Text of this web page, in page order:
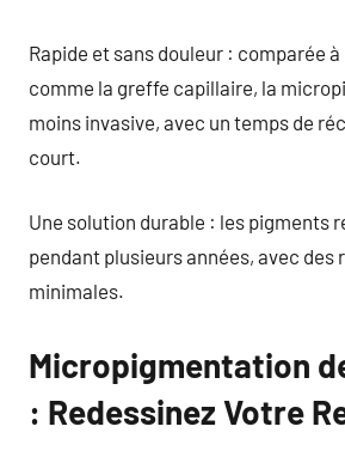
Rapide et sans douleur : comparée
comme la greffe capillaire, la
moins invasive, avec un temps de
court.
Une solution durable : les pigments
pendant plusieurs années, avec des
minimales.
Micropigmentation
: Redessinez Votre